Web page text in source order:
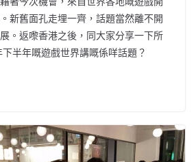
新舊面孔走埋一齊，話題當然離不開
。返嚟香港之後，同大家分享一下所
半年嘅遊戲世界講嘅係咩話題？